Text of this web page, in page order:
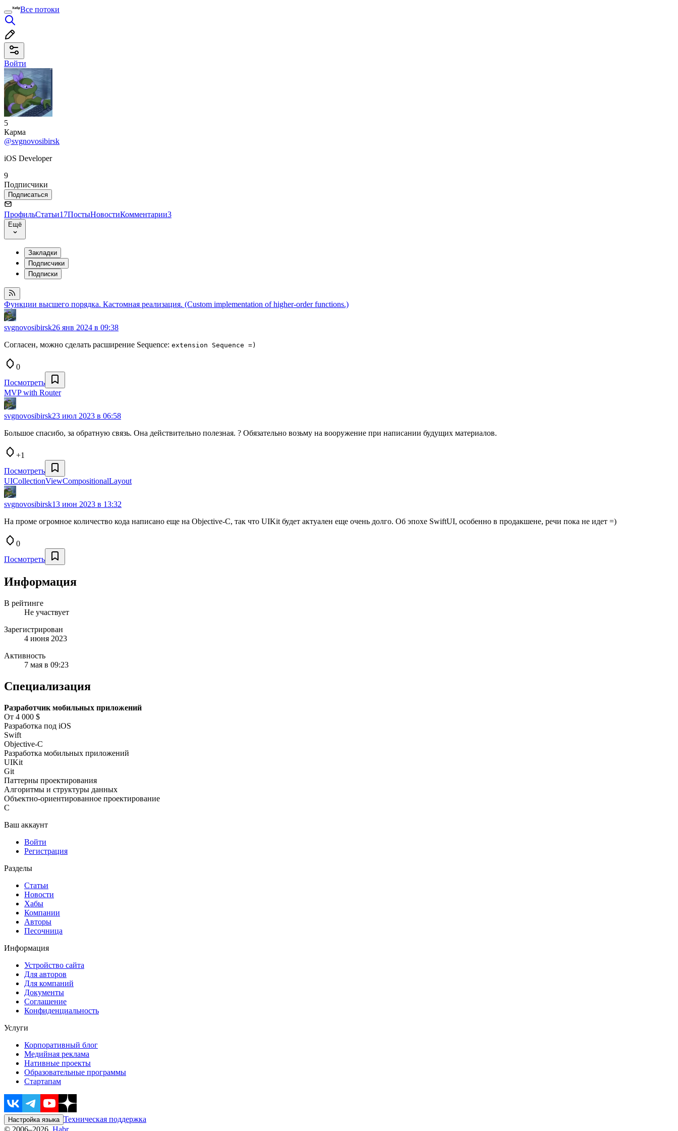
Все потоки
Войти
5
Карма
@svgnovosibirsk
iOS Developer
9
Подписчики
Подписаться
ПрофильСтатьи17ПостыНовостиКомментарии3
Ещё
Закладки
Подписчики
Подписки
Функции высшего порядка. Кастомная реализация. (Custom implementation of higher-order functions.)
svgnovosibirsk26 янв 2024 в 09:38
Согласен, можно сделать расширение Sequence: extension Sequence =)
0
Посмотреть
MVP with Router
svgnovosibirsk23 июл 2023 в 06:58
Большое спасибо, за обратную связь. Она действительно полезная. ? Обязательно возьму на вооружение при написании будущих материалов.
+1
Посмотреть
UICollectionViewCompositionalLayout
svgnovosibirsk13 июн 2023 в 13:32
На проме огромное количество кода написано еще на Objective-C, так что UIKit будет актуален еще очень долго. Об эпохе SwiftUI, особенно в продакшене, речи пока не идет =)
0
Посмотреть
Информация
В рейтинге
Не участвует
Зарегистрирован
4 июня 2023
Активность
7 мая в 09:23
Специализация
Разработчик мобильных приложений
От 4 000 $
Разработка под iOS
Swift
Objective-С
Разработка мобильных приложений
UIKit
Git
Паттерны проектирования
Алгоритмы и структуры данных
Объектно-ориентированное проектирование
C
Ваш аккаунт
Войти
Регистрация
Разделы
Статьи
Новости
Хабы
Компании
Авторы
Песочница
Информация
Устройство сайта
Для авторов
Для компаний
Документы
Соглашение
Конфиденциальность
Услуги
Корпоративный блог
Медийная реклама
Нативные проекты
Образовательные программы
Стартапам
Настройка языка Техническая поддержка
© 2006–2026, Habr